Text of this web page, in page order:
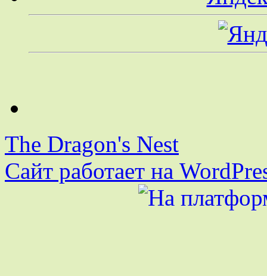
The Dragon's Nest
Сайт работает на